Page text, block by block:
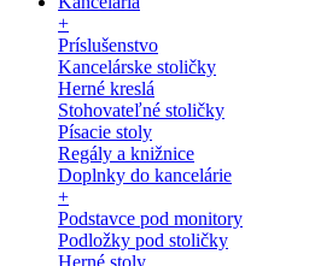
+
Príslušenstvo
Kancelárske stoličky
Herné kreslá
Stohovateľné stoličky
Písacie stoly
Regály a knižnice
Doplnky do kancelárie
+
Podstavce pod monitory
Podložky pod stoličky
Herné stoly